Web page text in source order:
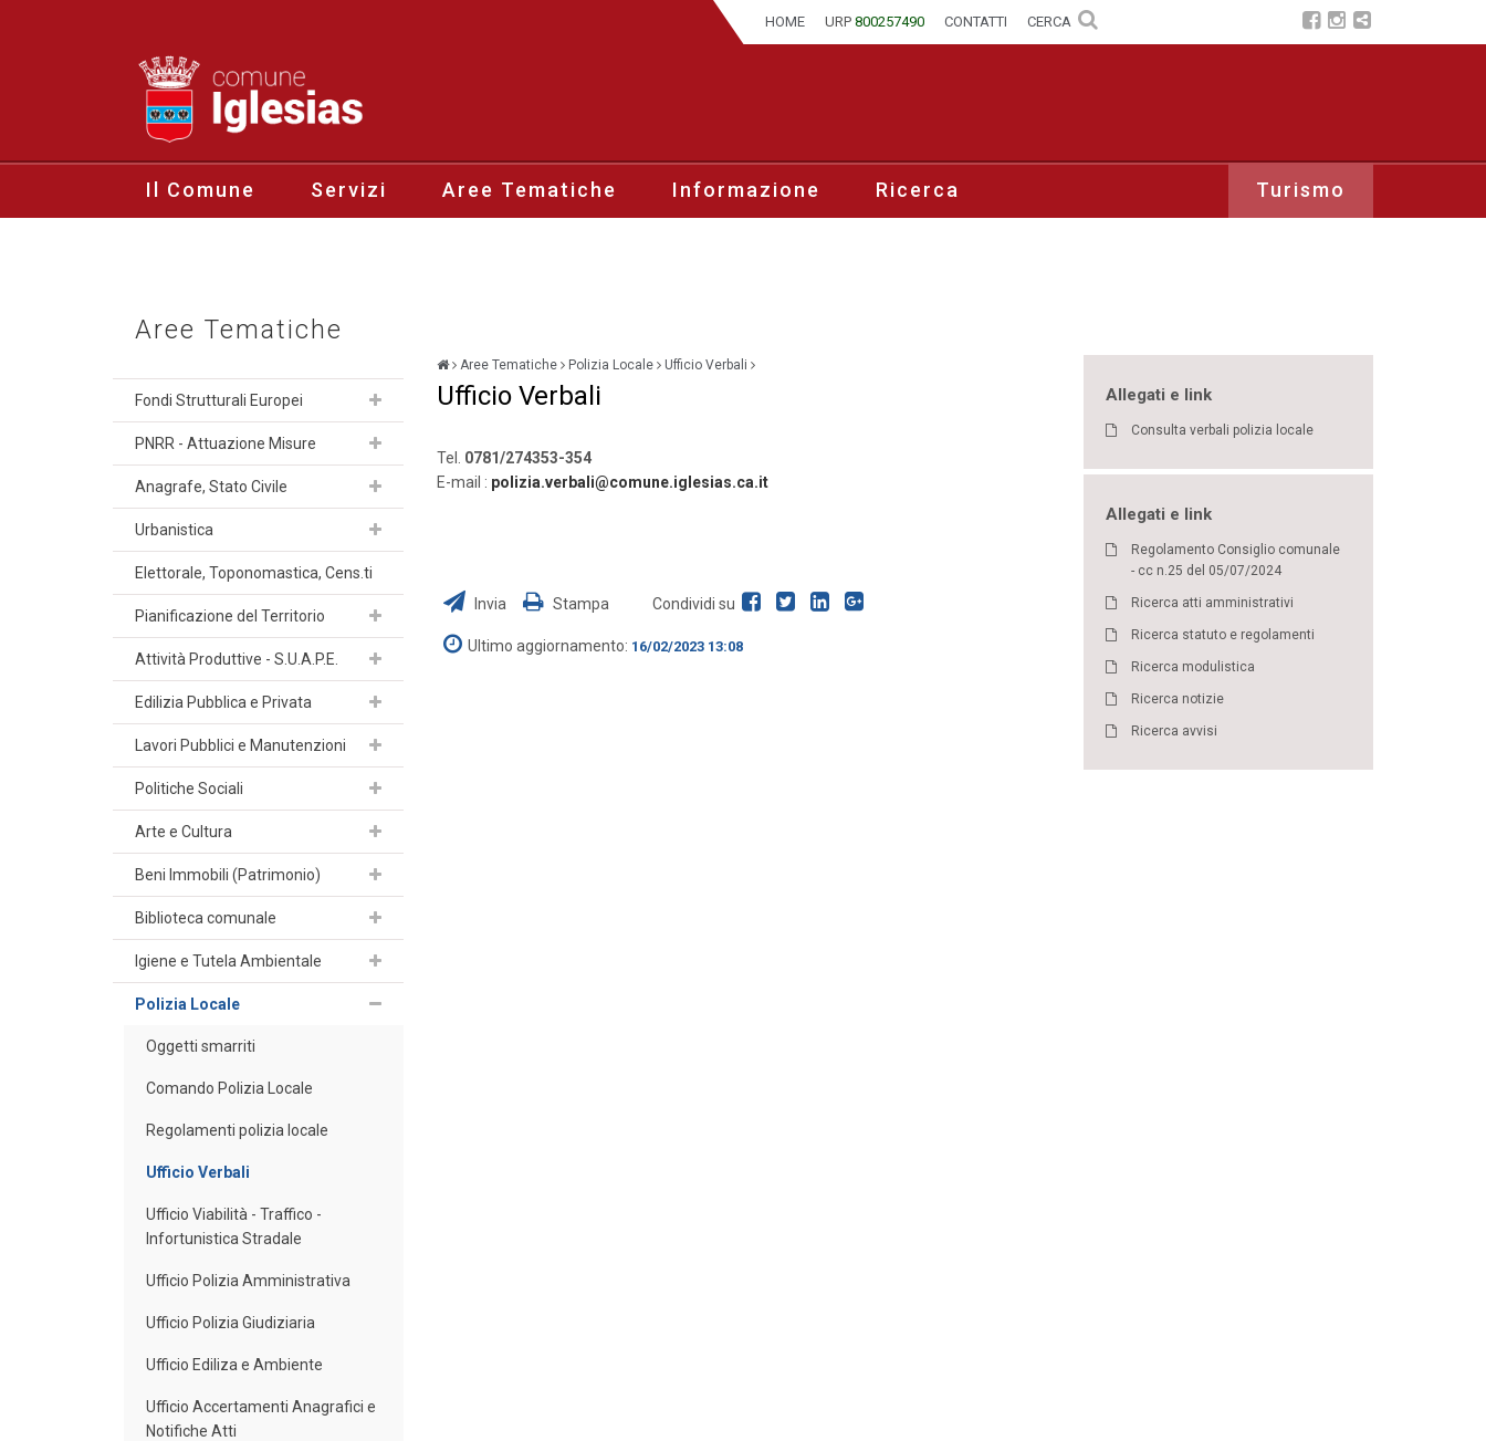
HOME URP 800257490 CONTATTI CERCA
Il Comune Servizi Aree Tematiche Informazione Turismo
Ricerca
Aree Tematiche
Fondi Strutturali Europei
PNRR - Attuazione Misure
Anagrafe, Stato Civile
Urbanistica
Elettorale, Toponomastica, Cens.ti
Pianificazione del Territorio
Attività Produttive - S.U.A.P.E.
Edilizia Pubblica e Privata
Lavori Pubblici e Manutenzioni
Politiche Sociali
Arte e Cultura
Beni Immobili (Patrimonio)
Biblioteca comunale
Igiene e Tutela Ambientale
Polizia Locale
Oggetti smarriti
Comando Polizia Locale
Regolamenti polizia locale
Ufficio Verbali
Ufficio Viabilità - Traffico -
Infortunistica Stradale
Ufficio Polizia Amministrativa
Ufficio Polizia Giudiziaria
Ufficio Ediliza e Ambiente
Ufficio Accertamenti Anagrafici e
Notifiche Atti
Aree Tematiche Polizia Locale Ufficio Verbali
Ufficio Verbali
Tel.
0781/274353-354
E-mail : polizia.verbali@comune.iglesias.ca.it
Invia Stampa Condividi su
Ultimo aggiornamento: 16/02/2023 13:08
Allegati e link
Consulta verbali polizia locale
Allegati e link
Regolamento Consiglio comunale
- cc n.25 del 05/07/2024
Ricerca atti amministrativi
Ricerca statuto e regolamenti
Ricerca modulistica
Ricerca notizie
Ricerca avvisi